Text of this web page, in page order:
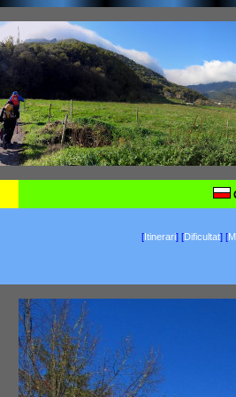
[Itinerari] [Dificultat] [